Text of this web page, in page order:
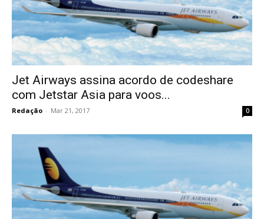
Jet Airways assina acordo de codeshare
com Jetstar Asia para voos...
Redação - Mar 21, 2017 0